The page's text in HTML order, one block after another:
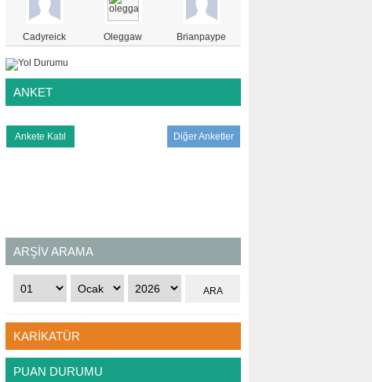
Cadyreick Oleggaw Brianpaype
ANKET
Diğer Anketler
ARŞİV ARAMA
KARİKATÜR
PUAN DURUMU